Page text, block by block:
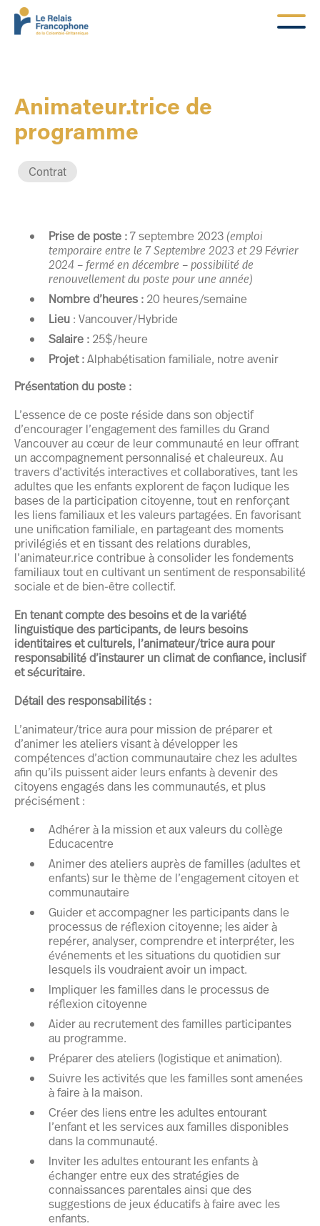
Animateur.trice de
programme
Contrat
Prise de poste :7 septembre 2023 (emploi
temporaire entre le 7 Septembre 2023 et 29 Février
2024 – fermé en décembre – possibilité de
renouvellement du poste pour une année)
Nombre d’heures : 20 heures/semaine
Lieu : Vancouver/Hybride
Salaire : 25$/heure
Projet :Alphabétisation familiale, notre avenir
Présentation du poste :
L’essence de ce poste réside dans son objectif
d’encourager l’engagement des familles du Grand
Vancouver au cœur de leur communauté en leur offrant
un accompagnement personnalisé et chaleureux. Au
travers d’activités interactives et collaboratives, tant les
adultes que les enfants explorent de façon ludique les
bases de la participation citoyenne, tout en renforçant
les liens familiaux et les valeurs partagées. En favorisant
une unification familiale, en partageant des moments
privilégiés et en tissant des relations durables,
l’animateur.rice contribue à consolider les fondements
familiaux tout en cultivant un sentiment de responsabilité
sociale et de bien-être collectif.
En tenant compte des besoins et de la variété
linguistique des participants, de leurs besoins
identitaires et culturels, l’animateur/trice aura pour
responsabilité d’instaurer un climat de confiance, inclusif
et sécuritaire.
Détail des responsabilités :
L’animateur/trice aura pour mission de préparer et
d’animer les ateliers visant à développer les
compétences d’action communautaire chez les adultes
afin qu’ils puissent aider leurs enfants à devenir des
citoyens engagés dans les communautés, et plus
précisément :
Adhérer à la mission et aux valeurs du collège
Educacentre
Animer des ateliers auprès de familles (adultes et
enfants) sur le thème de l’engagement citoyen et
communautaire
Guider et accompagner les participants dans le
processus de réflexion citoyenne; les aider à
repérer, analyser, comprendre et interpréter, les
événements et les situations du quotidien sur
lesquels ils voudraient avoir un impact.
Impliquer les familles dans le processus de
réflexion citoyenne
Aider au recrutement des familles participantes
au programme.
Préparer des ateliers (logistique et animation).
Suivre les activités que les familles sont amenées
à faire à la maison.
Créer des liens entre les adultes entourant
l’enfant et les services aux familles disponibles
dans la communauté.
Inviter les adultes entourant les enfants à
échanger entre eux des stratégies de
connaissances parentales ainsi que des
suggestions de jeux éducatifs à faire avec les
enfants.